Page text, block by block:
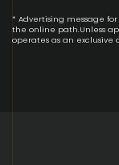
* Advertising message
the online path.Unless
operates as an